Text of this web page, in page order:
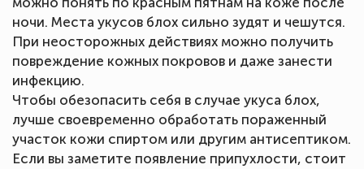
ночи. Места укусов блох сильно зудят и чешутся.
При неосторожных действиях можно получить
повреждение кожных покровов и даже занести
инфекцию.
Чтобы обезопасить себя в случае укуса блох,
лучше своевременно обработать пораженный
участок кожи спиртом или другим антисептиком.
Если вы заметите появление припухлости, стоит